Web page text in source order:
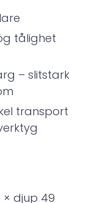
tålighet
– slitstark
transport
× djup 49